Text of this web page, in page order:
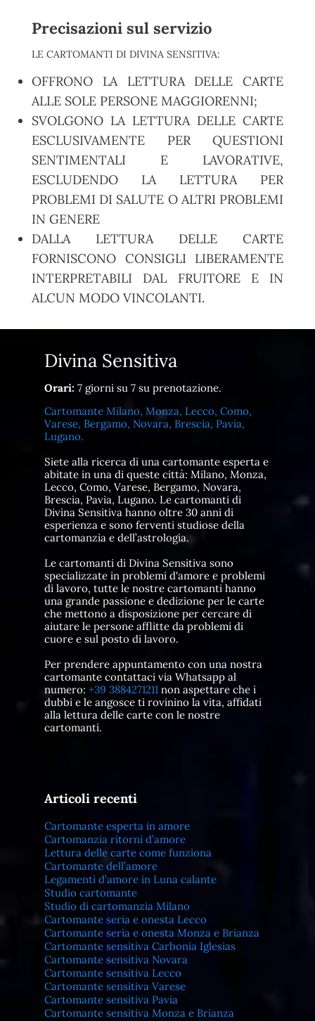
Precisazioni sul servizio
LE CARTOMANTI DI DIVINA SENSITIVA:
OFFRONO LA LETTURA DELLE CARTE
ALLE SOLE PERSONE MAGGIORENNI;
SVOLGONO LA LETTURA DELLE CARTE
ESCLUSIVAMENTE PER QUESTIONI
SENTIMENTALI E LAVORATIVE,
ESCLUDENDO LA LETTURA PER
PROBLEMI DI SALUTE O ALTRI PROBLEMI
IN GENERE
DALLA LETTURA DELLE CARTE
FORNISCONO CONSIGLI LIBERAMENTE
INTERPRETABILI DAL FRUITORE E IN
ALCUN MODO VINCOLANTI.
Divina Sensitiva
Orari: 7 giorni su 7 su prenotazione.
Cartomante Milano, Monza, Lecco, Como,
Varese, Bergamo, Novara, Brescia, Pavia,
Lugano.
Siete alla ricerca di una cartomante esperta e
abitate in una di queste città: Milano, Monza,
Lecco, Como, Varese, Bergamo, Novara,
Brescia, Pavia, Lugano. Le cartomanti di
Divina Sensitiva hanno oltre 30 anni di
esperienza e sono ferventi studiose della
cartomanzia e dell’astrologia.
Le cartomanti di Divina Sensitiva sono
specializzate in problemi d'amore e problemi
di lavoro, tutte le nostre cartomanti hanno
una grande passione e dedizione per le carte
che mettono a disposizione per cercare di
aiutare le persone afflitte da problemi di
cuore e sul posto di lavoro.
Per prendere appuntamento con una nostra
cartomante contattaci via Whatsapp al
numero: +39 3884271211non aspettare che i
dubbi e le angosce ti rovinino la vita, affidati
alla lettura delle carte con le nostre
cartomanti.
Articoli recenti
Cartomante esperta in amore
Cartomanzia ritorni d’amore
Lettura delle carte come funziona
Cartomante dell’amore
Legamenti d’amore in Luna calante
Studio cartomante
Studio di cartomanzia Milano
Cartomante seria e onesta Lecco
Cartomante seria e onesta Monza e Brianza
Cartomante sensitiva Carbonia Iglesias
Cartomante sensitiva Novara
Cartomante sensitiva Lecco
Cartomante sensitiva Varese
Cartomante sensitiva Pavia
Cartomante sensitiva Monza e Brianza